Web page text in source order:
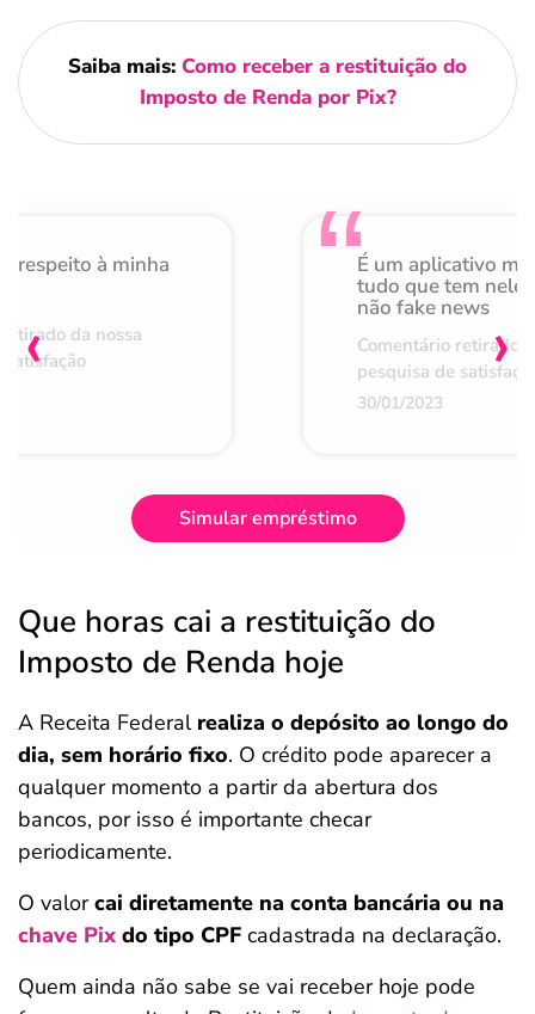
Saiba mais: Como receber a restituição do
Imposto de Renda por Pix?
respeito à minha
da nossa
É um aplicativo
tudo que tem nele
não fake news
Comentário retirado
pesquisa de
30/01/2023
‹ ›
Simular empréstimo
Que horas cai a restituição do
Imposto de Renda hoje
A Receita Federal realiza o depósito ao longo do
dia, sem horário fixo. O crédito pode aparecer a
qualquer momento a partir da abertura dos
bancos, por isso é importante checar
periodicamente.
O valorcai diretamente na conta bancária ou na
chave Pix do tipo CPF cadastrada na declaração.
Quem ainda não sabe se vai receber hoje pode